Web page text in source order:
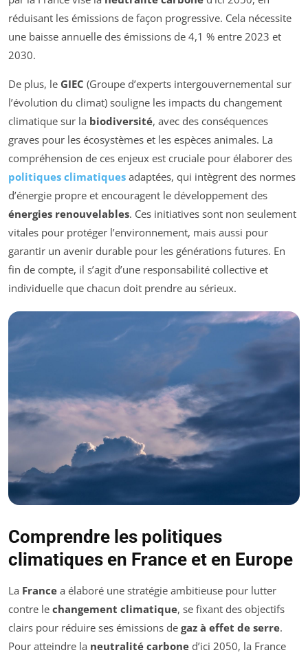
réduisant les émissions de façon progressive. Cela nécessite
une baisse annuelle des émissions de 4,1 % entre 2023 et
2030.
De plus, le GIEC (Groupe d’experts intergouvernemental sur
l’évolution du climat) souligne les impacts du changement
climatique sur la biodiversité, avec des conséquences
graves pour les écosystèmes et les espèces animales. La
compréhension de ces enjeux est cruciale pour élaborer des
politiques climatiques adaptées, qui intègrent des normes
d’énergie propre et encouragent le développement des
énergies renouvelables. Ces initiatives sont non seulement
vitales pour protéger l’environnement, mais aussi pour
garantir un avenir durable pour les générations futures. En
fin de compte, il s’agit d’une responsabilité collective et
individuelle que chacun doit prendre au sérieux.
Comprendre les politiques
climatiques en France et en Europe
La France a élaboré une stratégie ambitieuse pour lutter
contre le changement climatique, se fixant des objectifs
clairs pour réduire ses émissions de gaz à effet de serre.
Pour atteindre la neutralité carbone d’ici 2050, la France